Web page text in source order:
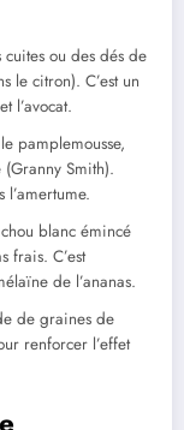
cuites ou des dés de
le citron). C’est un
l’avocat.
pamplemousse,
Smith).
blanc émincé
frais. C’est
de l’ananas.
de graines de
renforcer l’effet